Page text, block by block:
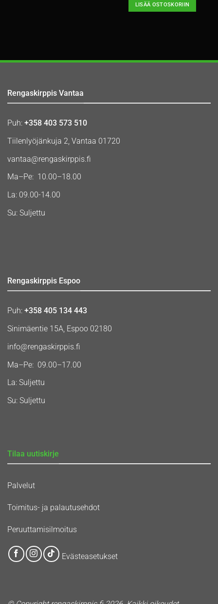
LISÄÄ OSTOSKORIIN
Rengaskirppis Vantaa
Puh: +358 403 573 510
Tiilenlyöjänkuja 2, Vantaa 01720
vantaa@rengaskirppis.fi
Ma–Pe: 10.00–18.00
La: 09.00-14.00
Su: Suljettu
Rengaskirppis Espoo
Puh: +358 405 134 443
Sinimäentie 15A, Espoo 02180
info@rengaskirppis.fi
Ma–Pe: 09.00–17.00
La: Suljettu
Su: Suljettu
Tilaa uutiskirje
Palvelut
Toimitus- ja palautusehdot
Peruuttamisilmoitus
Evästeasetukset